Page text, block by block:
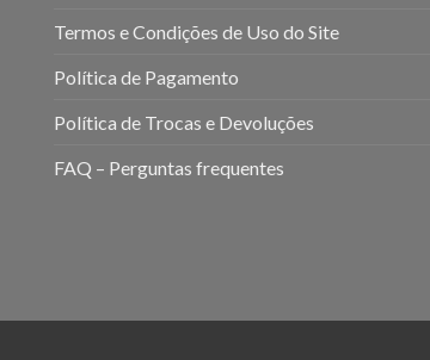
Termos e Condições de Uso do Site
Política de Pagamento
Política de Trocas e Devoluções
FAQ – Perguntas frequentes